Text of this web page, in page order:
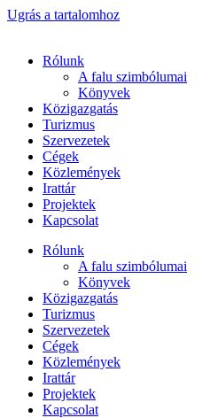
Ugrás a tartalomhoz
Rólunk
A falu szimbólumai
Könyvek
Közigazgatás
Turizmus
Szervezetek
Cégek
Közlemények
Irattár
Projektek
Kapcsolat
Rólunk
A falu szimbólumai
Könyvek
Közigazgatás
Turizmus
Szervezetek
Cégek
Közlemények
Irattár
Projektek
Kapcsolat